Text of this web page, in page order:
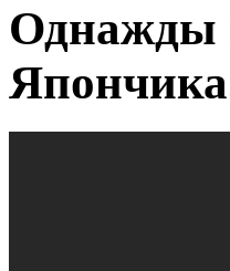
Однажды